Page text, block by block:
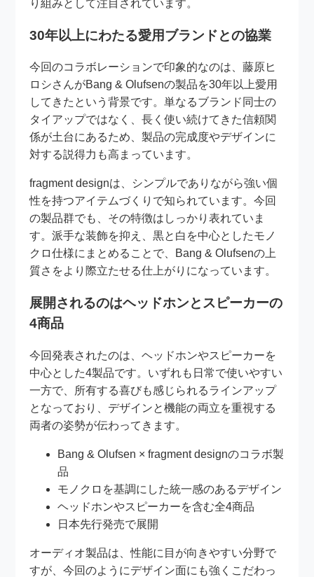
り組みとして注目されています。
30年以上にわたる愛用ブランドとの協業
今回のコラボレーションで印象的なのは、藤原ヒ
ロシさんがBang & Olufsenの製品を30年以上愛用
してきたという背景です。単なるブランド同士の
タイアップではなく、長く使い続けてきた信頼関
係が土台にあるため、製品の完成度やデザインに
対する説得力も高まっています。
fragment designは、シンプルでありながら強い個
性を持つアイテムづくりで知られています。今回
の製品群でも、その特徴はしっかり表れていま
す。派手な装飾を抑え、黒と白を中心としたモノ
クロ仕様にまとめることで、Bang & Olufsenの上
質さをより際立たせる仕上がりになっています。
展開されるのはヘッドホンとスピーカーの
4商品
今回発表されたのは、ヘッドホンやスピーカーを
中心とした4製品です。いずれも日常で使いやすい
一方で、所有する喜びも感じられるラインアップ
となっており、デザインと機能の両立を重視する
両者の姿勢が伝わってきます。
Bang & Olufsen × fragment designのコラボ製
品
モノクロを基調にした統一感のあるデザイン
ヘッドホンやスピーカーを含む全4商品
日本先行発売で展開
オーディオ製品は、性能に目が向きやすい分野で
すが、今回のようにデザイン面にも強くこだわっ